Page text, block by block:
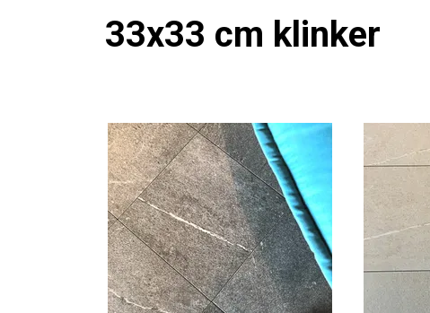
33x33 cm klinker